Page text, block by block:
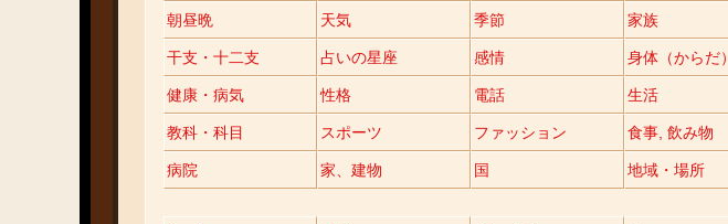
朝昼晩 天気 季節 家族
干支・十二支 占いの星座 感情 身体（からだ）
健康・病気 性格 電話 生活
教科・科目 スポーツ ファッション 食事, 飲み物
病院 家、建物 国 地域・場所